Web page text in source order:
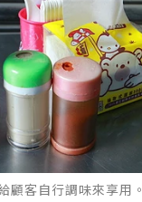
顧客自行調味來享用。